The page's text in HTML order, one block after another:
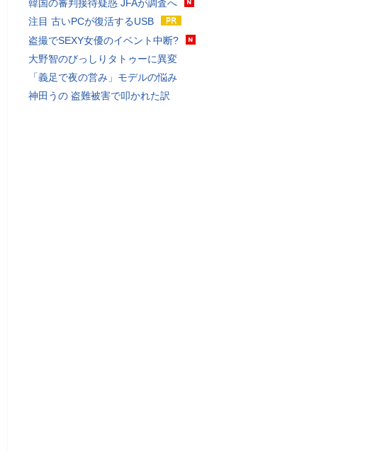
韓国の審判接待疑惑 JFAが調査へ
注目 古いPCが復活するUSB
盗撮でSEXY女優のイベント中断?
大野智のびっしりタトゥーに異変
「義足で夜の営み」モデルの悩み
神田うの 盗難被害で叩かれた訳